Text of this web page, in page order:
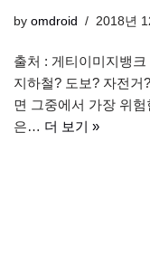
by omdroid 2018년
출처 : 게티이미지뱅
지하철? 도보? 자전거
면 그중에서 가장 위
은… 더 보기 »